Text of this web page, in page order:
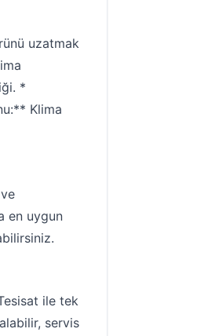
uzatmak
*
Klima
en uygun
ile tek
servis